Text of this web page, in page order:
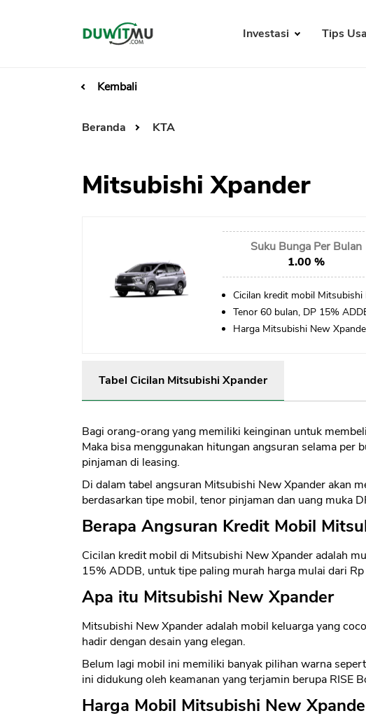
Investasi Tips
Kembali
Beranda KTA
Mitsubishi Xpander
Suku Bunga Per Bulan
1.00 %
Cicilan kredit mobil
Tenor 60 bulan, DP 15%
Harga Mitsubishi New
Tabel Cicilan Mitsubishi Xpander
Bagi orang-orang yang memiliki keinginan untuk
Maka bisa menggunakan hitungan angsuran selama per
pinjaman di leasing.
Di dalam tabel angsuran Mitsubishi New Xpander akan
berdasarkan tipe mobil, tenor pinjaman dan uang muka
Berapa Angsuran Kredit Mobil
Cicilan kredit mobil di Mitsubishi New Xpander adalah
15% ADDB, untuk tipe paling murah harga mulai dari
Apa itu Mitsubishi New Xpander
Mitsubishi New Xpander adalah mobil keluarga yang
hadir dengan desain yang elegan.
Belum lagi mobil ini memiliki banyak pilihan warna
ini didukung oleh keamanan yang terjamin berupa RISE
Harga Mobil Mitsubishi New